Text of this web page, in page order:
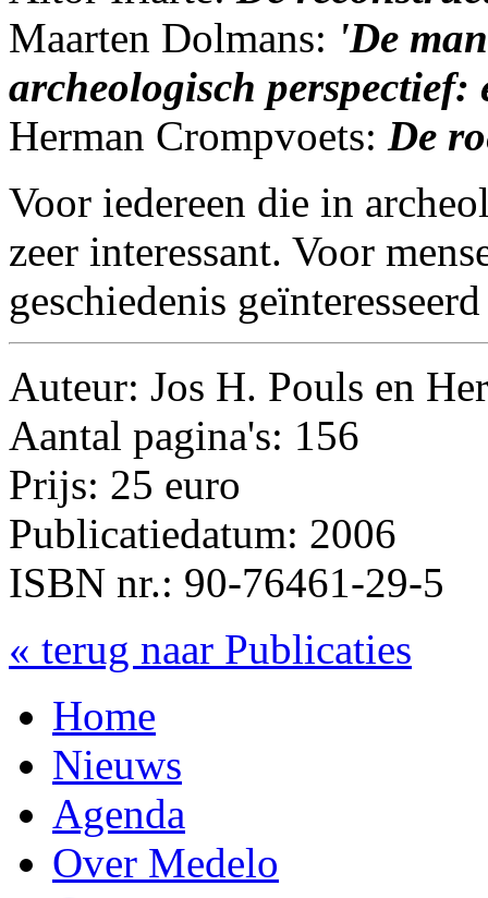
Maarten Dolmans: 'De
archeologisch
Herman Crompvoets: De
Voor iedereen die in
zeer interessant. Voor
geschiedenis
Auteur: Jos H. Pouls en
Aantal pagina's: 156
Prijs: 25 euro
Publicatiedatum: 2006
ISBN nr.: 90-76461-29-5
« terug naar Publicaties
Home
Nieuws
Agenda
Over Medelo